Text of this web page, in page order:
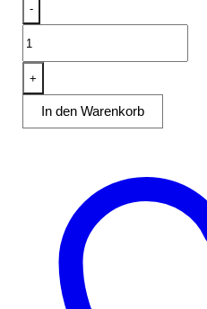
-
zur
Reinigung
von
+
In den Warenkorb